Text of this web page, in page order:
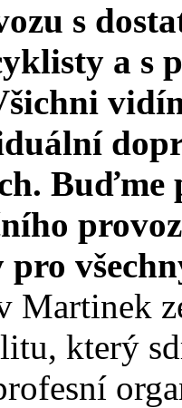
s
a s
Martinek
který